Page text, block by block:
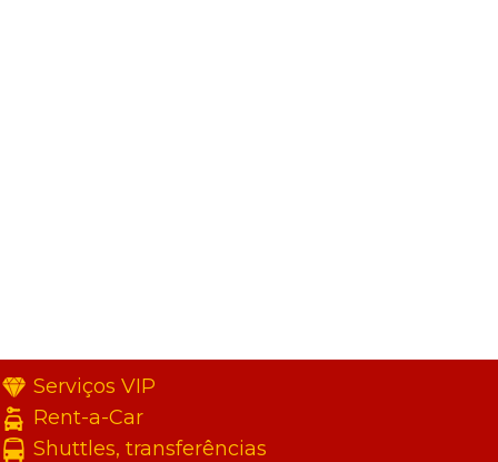
Serviços VIP
Rent-a-Car
Shuttles, transferências